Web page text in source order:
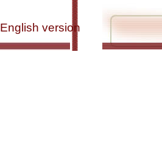
English version